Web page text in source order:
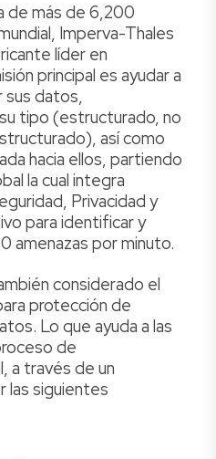
de más de 6,200
Imperva-Thales
líder en
principal es ayudar a
sus datos,
tipo (estructurado, no
así como
hacia ellos, partiendo
la cual integra
Privacidad y
para identificar y
amenazas por minuto.
considerado el
protección de
Lo que ayuda a las
de
a través de un
siguientes